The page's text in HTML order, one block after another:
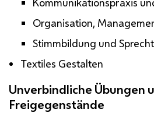
Organisation,
Stimmbildung und
Textiles Gestalten
Unverbindliche Übungen
Freigegenstände